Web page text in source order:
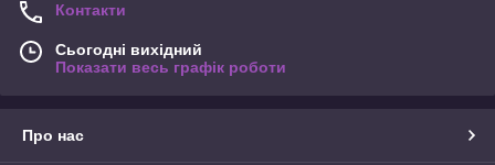
Контакти
Сьогодні вихідний
Показати весь графік роботи
Про нас